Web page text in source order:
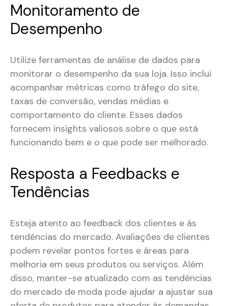
Monitoramento de
Desempenho
Utilize ferramentas de análise de dados para
monitorar o desempenho da sua loja. Isso inclui
acompanhar métricas como tráfego do site,
taxas de conversão, vendas médias e
comportamento do cliente. Esses dados
fornecem insights valiosos sobre o que está
funcionando bem e o que pode ser melhorado.
Resposta a Feedbacks e
Tendências
Esteja atento ao feedback dos clientes e às
tendências do mercado. Avaliações de clientes
podem revelar pontos fortes e áreas para
melhoria em seus produtos ou serviços. Além
disso, manter-se atualizado com as tendências
do mercado de moda pode ajudar a ajustar sua